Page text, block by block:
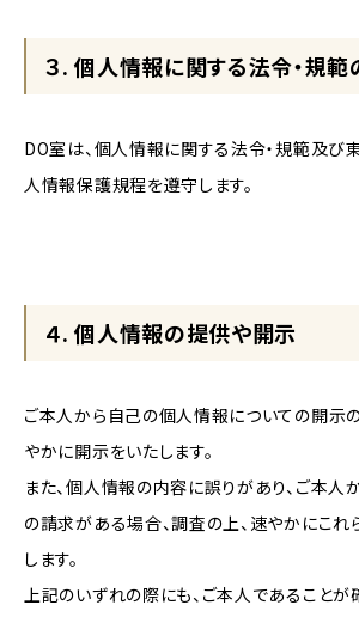
３. 個人情報に関する法令・規範
DO室は、個人情報に関する法令・規範及
人情報保護規程を遵守します。
４. 個人情報の提供や開示
ご本人から自己の個人情報についての開示
やかに開示をいたします。
また、個人情報の内容に誤りがあり、ご本人
の請求がある場合、調査の上、速やかにこ
します。
上記のいずれの際にも、ご本人であること